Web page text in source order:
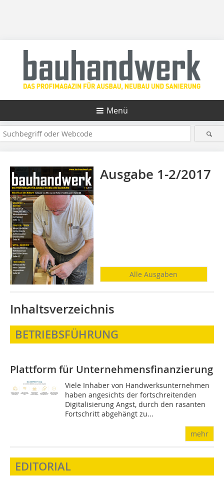
Menü
Ausgabe 1-2/2017
Alle Ausgaben
Inhaltsverzeichnis
BETRIEBSFÜHRUNG
Plattform für Unternehmensfinanzierung
Viele Inhaber von Handwerksunternehmen
haben angesichts der fortschreitenden
Digitalisierung Angst, durch den rasanten
Fortschritt abgehängt zu...
mehr
EDITORIAL